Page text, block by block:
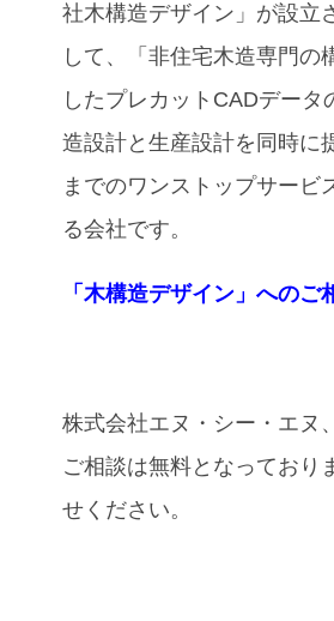
社木構造デザイン」が設立
して、「⾮住宅⽊造専⾨の
したプレカットCADデー
造設計と⽣産設計を同時に
までのワンストップサービ
る会社です。
「木構造デザイン」へのご
株式会社エヌ・シー・エヌ
ご相談は無料となっており
せください。